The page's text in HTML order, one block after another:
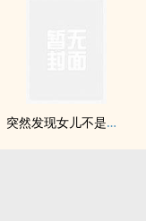
突然发现女儿不是我亲生的——夜色悲凉